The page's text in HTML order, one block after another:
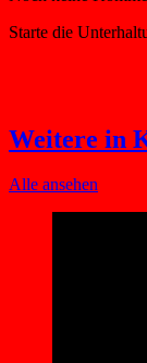
Weitere in
Alle ansehen